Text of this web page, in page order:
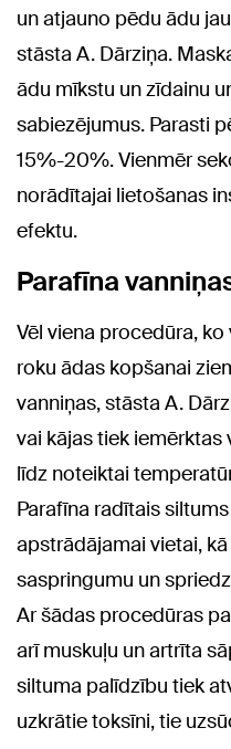
un atjauno pēdu ādu
stāsta A. Dārziņa.
ādu mīkstu un zīdainu
sabiezējumus. Parasti
15%-20%. Vienmēr
norādītajai lietošanas
efektu.
Parafīna
Vēl viena procedūra,
roku ādas kopšanai
vanniņas, stāsta A.
vai kājas tiek iemērktas
līdz noteiktai
Parafīna radītais
apstrādājamai vietai,
saspringumu un
Ar šādas procedūras
arī muskuļu un artrīta
siltuma palīdzību tiek
uzkrātie toksīni, tie